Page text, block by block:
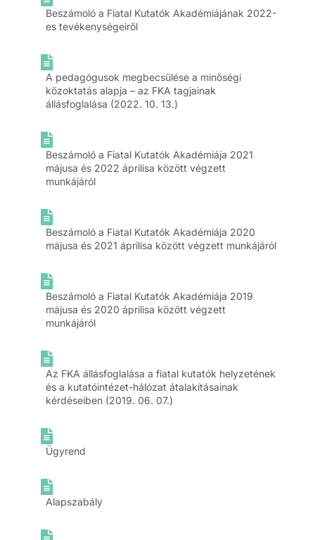
Beszámoló a Fiatal Kutatók Akadémiájának 2022-
es tevékenységeiről
A pedagógusok megbecsülése a minőségi
közoktatás alapja – az FKA tagjainak
állásfoglalása (2022. 10. 13.)
Beszámoló a Fiatal Kutatók Akadémiája 2021
májusa és 2022 áprilisa között végzett
munkájáról
Beszámoló a Fiatal Kutatók Akadémiája 2020
májusa és 2021 áprilisa között végzett munkájáról
Beszámoló a Fiatal Kutatók Akadémiája 2019
májusa és 2020 áprilisa között végzett
munkájáról
Az FKA állásfoglalása a fiatal kutatók helyzetének
és a kutatóintézet-hálózat átalakításainak
kérdéseiben (2019. 06. 07.)
Ügyrend
Alapszabály